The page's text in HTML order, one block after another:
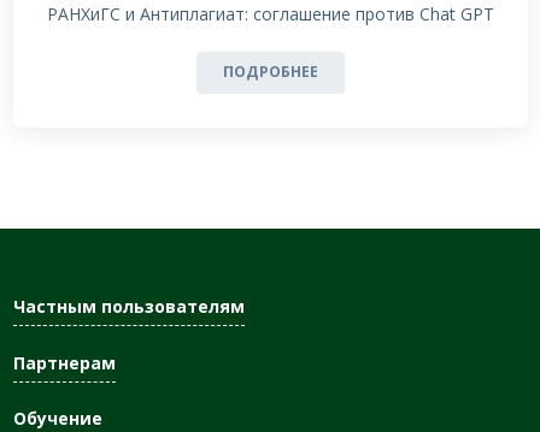
РАНХиГС и Антиплагиат: соглашение против Chat GPT
ПОДРОБНЕЕ
Частным пользователям
Партнерам
Обучение